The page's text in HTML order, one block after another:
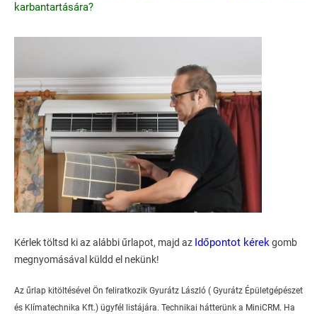
karbantartására?
Kérlek töltsd ki az alábbi űrlapot, majd az Időpontot kérekgomb
megnyomásával küldd el nekünk!
Az űrlap kitöltésével Ön feliratkozik Gyurátz László ( Gyurátz Épületgépészet
és Klímatechnika Kft.) ügyfél listájára. Technikai hátterünk a MiniCRM. Ha